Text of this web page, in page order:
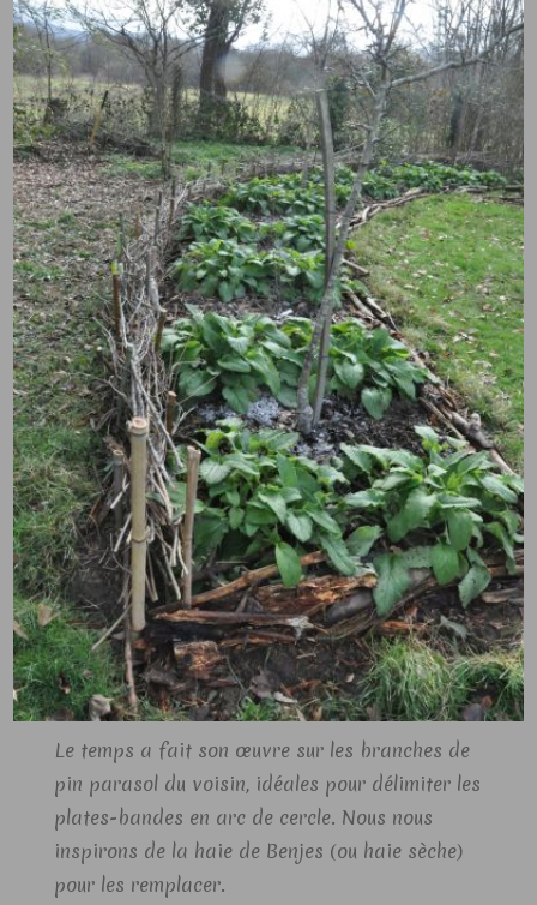
Le temps a fait son œuvre sur les branches de
pin parasol du voisin, idéales pour délimiter les
plates-bandes en arc de cercle. Nous nous
inspirons de la haie de Benjes (ou haie sèche)
pour les remplacer.